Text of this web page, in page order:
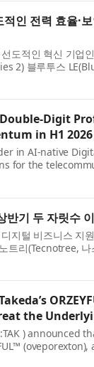
인 전력 효율·
도적인 혁신 기업
2) 블루투스
고 수준의 전력 효
Digit
in H1 2026
in AI-native
for the
half of 2026.
반기 두 자릿수
지털 비즈니스 지
트리(Tecnotree,
는 모든 주요 재무
the
)
type 1 (NT1,